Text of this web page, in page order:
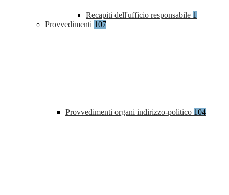
Recapiti dell'ufficio responsabile 1
Provvedimenti 107
Provvedimenti organi indirizzo-politico 104